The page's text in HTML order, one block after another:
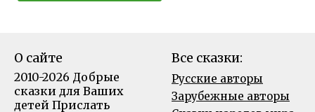
О сайте
2010-2026 Добрые
сказки для Ваших
детей Прислать
Все сказки:
Русские авторы
Зарубежные авторы